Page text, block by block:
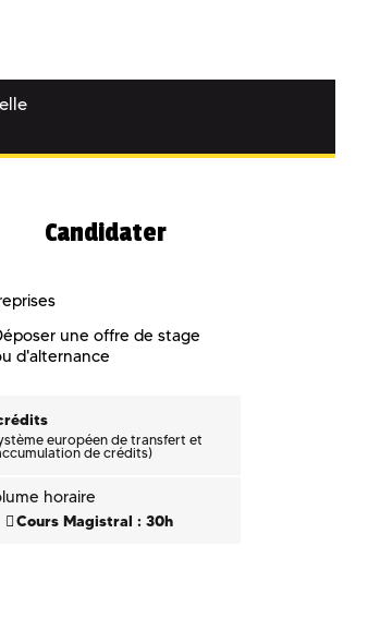
Candidater
une offre de stage
d'alternance
européen de transfert et
de crédits)
horaire
Cours Magistral : 30h